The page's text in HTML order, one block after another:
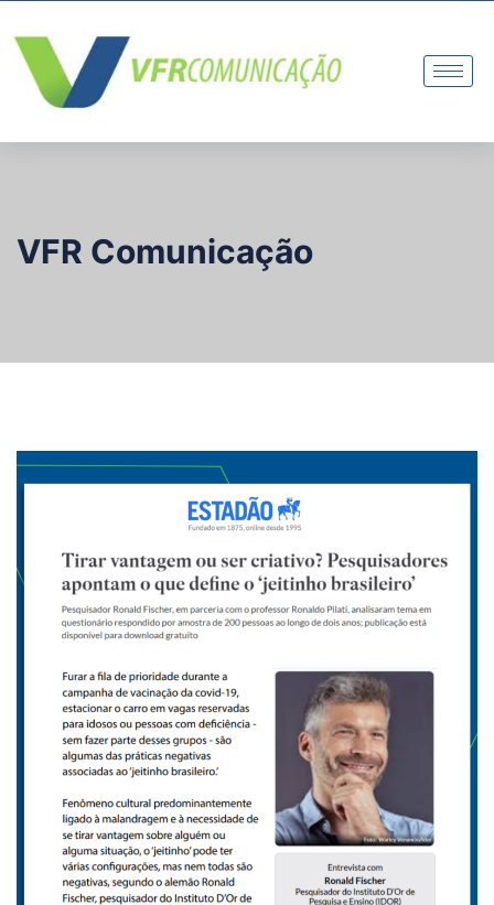
VFR Comunicação